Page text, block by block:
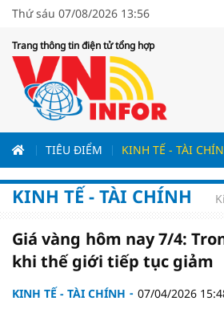
Thứ sáu 07/08/2026 13:56
Trang thông tin điện tử tổng hợp
TIÊU ĐIỂM KINH TẾ - TÀI
KINH TẾ - TÀI CHÍNH
Giá vàng hôm nay 7/4:
khi thế giới tiếp tục giảm
KINH TẾ - TÀI CHÍNH 07/04/2026